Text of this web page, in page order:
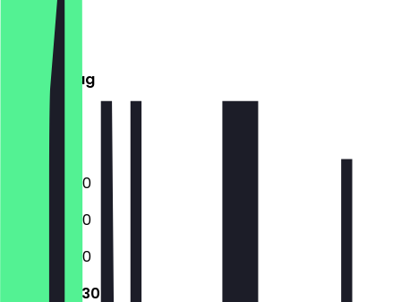
Montag
Dienstag
Mittwoch
Donnerstag
Freitag
Samstag
12:00 - 22:30
12:00 - 22:30
12:00 - 22:30
12:00 - 22:30